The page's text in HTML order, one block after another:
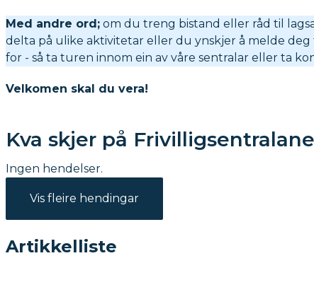
Med andre ord; om du treng bistand eller råd til
delta på ulike aktivitetar eller du ynskjer å melde
for - så ta turen innom ein av våre sentralar eller ta
Velkomen skal du vera!
Kva skjer på
Ingen hendelser.
Vis fleire hendingar
Artikkelliste